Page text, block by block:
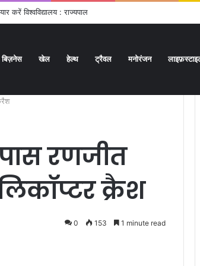
एंड ऑर्डर
बिज़नेस खेल हेल्थ ट्रैवल मनोरंजन
रणजीत
क्रैश
0 153 1 minute read